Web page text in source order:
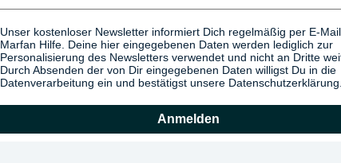
Unser kostenloser Newsletter informiert Dich regelmäßig per E-
Marfan Hilfe. Deine hier eingegebenen Daten werden lediglich zur
Personalisierung des Newsletters verwendet und nicht an Dritte
Durch Absenden der von Dir eingegebenen Daten willigst Du in die
Datenverarbeitung ein und bestätigst unsere Datenschutzerklärung.
Anmelden